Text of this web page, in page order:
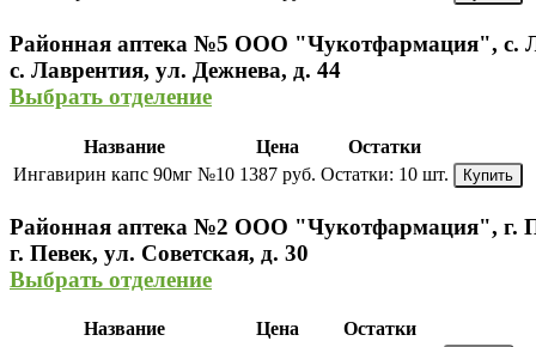
Районная аптека №5 ООО "Чукотфармация", с.
с. Лаврентия, ул. Дежнева, д. 44
Выбрать отделение
Название Цена
Остатки
Ингавирин капс 90мг №10 1387 руб. Остатки: 10 шт. Купить
Районная аптека №2 ООО "Чукотфармация", г.
г. Певек, ул. Советская, д. 30
Выбрать отделение
Название Цена
Остатки